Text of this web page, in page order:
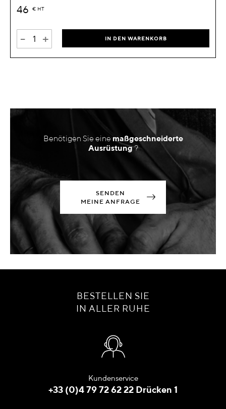
46 € HT
- + IN DEN WARENKORB
Benötigen Sie einemaßgeschneiderte
Ausrüstung?
SENDEN
MEINE ANFRAGE
BESTELLEN SIE
IN ALLER RUHE
Kundenservice
+33 (0)4 79 72 62 22 Drücken 1